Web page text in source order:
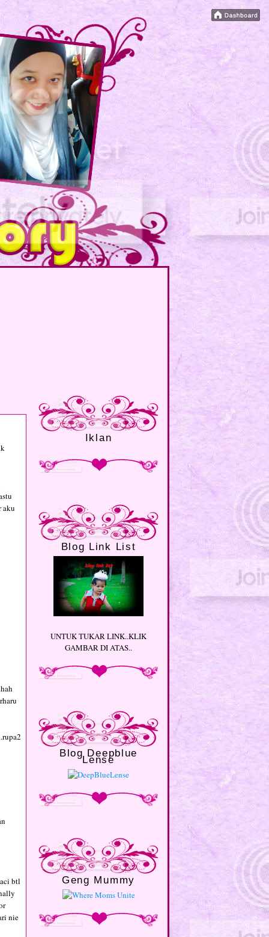
aku
btl
nie
Iklan
Blog Link List
UNTUK TUKAR LINK..KLIK
GAMBAR DI ATAS..
Blog Deepblue
Lense
Geng Mummy